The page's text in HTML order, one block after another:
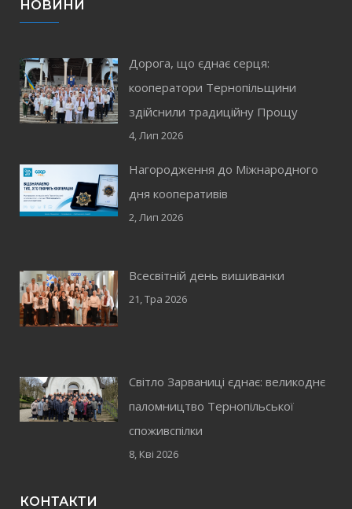
НОВИНИ
Дорога, що єднає серця:
кооператори Тернопільщини
здійснили традиційну Прощу
4, Лип 2026
Нагородження до Міжнародного
дня кооперативів
2, Лип 2026
Всесвітній день вишиванки
21, Тра 2026
Світло Зарваниці єднає: великоднє
паломництво Тернопільської
споживспілки
8, Кві 2026
КОНТАКТИ